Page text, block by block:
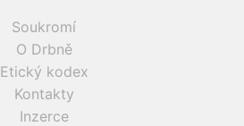
Soukromí
O Drbně
Etický kodex
Kontakty
Inzerce